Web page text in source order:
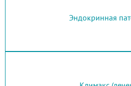
Эндокринная